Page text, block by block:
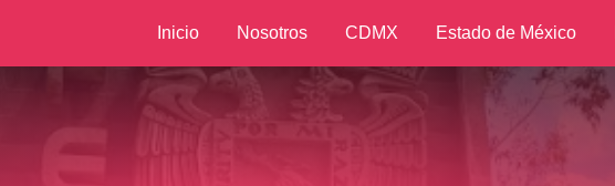
Inicio Nosotros CDMX Estado de México